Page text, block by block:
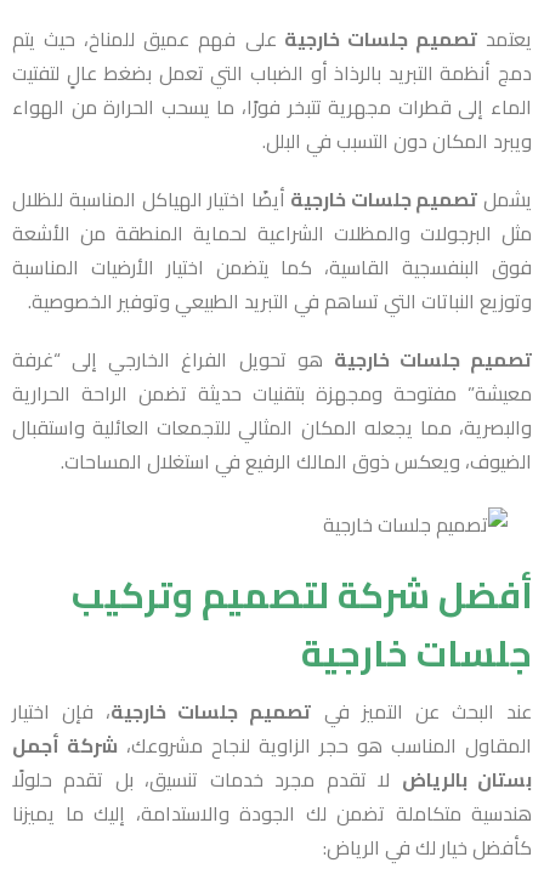
يعتمدتصميم جلسات خارجية على فهم عميق للمناخ، حيث يتم
دمج أنظمة التبريد بالرذاذ أو الضباب التي تعمل بضغط عالٍ لتفتيت
الماء إلى قطرات مجهرية تتبخر فورًا، ما يسحب الحرارة من الهواء
ويبرد المكان دون التسبب في البلل.
يشملتصميم جلسات خارجية أيضًا اختيار الهياكل المناسبة للظلال
مثل البرجولات والمظلات الشراعية لحماية المنطقة من الأشعة
فوق البنفسجية القاسية، كما يتضمن اختيار الأرضيات المناسبة
وتوزيع النباتات التي تساهم في التبريد الطبيعي وتوفير الخصوصية.
تصميم جلسات خارجية هو تحويل الفراغ الخارجي إلى “غرفة
معيشة” مفتوحة ومجهزة بتقنيات حديثة تضمن الراحة الحرارية
والبصرية، مما يجعله المكان المثالي للتجمعات العائلية واستقبال
الضيوف، ويعكس ذوق المالك الرفيع في استغلال المساحات.
أفضل شركة لتصميم وتركيب
جلسات خارجية
عند البحث عن التميز في تصميم جلسات خارجية، فإن اختيار
المقاول المناسب هو حجر الزاوية لنجاح مشروعك، شركة أجمل
بستان بالرياض لا تقدم مجرد خدمات تنسيق، بل تقدم حلولًا
هندسية متكاملة تضمن لك الجودة والاستدامة، إليك ما يميزنا
كأفضل خيار لك في الرياض: